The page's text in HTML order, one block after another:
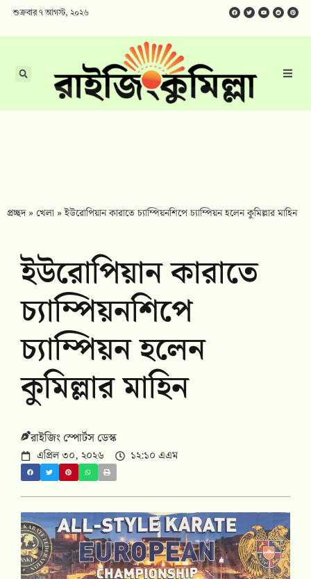
শুক্রবার ৭ আগস্ট, ২০২৬
প্রচ্ছদ» খেলা »ইউরোপিয়ান কারাতে চ্যাম্পিয়নশিপে চ্যাম্পিয়ন হলেন কুমিল্লার মাহিন
ইউরোপিয়ান কারাতে
চ্যাম্পিয়নশিপে
চ্যাম্পিয়ন হলেন
কুমিল্লার মাহিন
রাইজিং স্পোর্টস ডেস্ক
এপ্রিল ৩০, ২০২৬ ১২:১০ এএম